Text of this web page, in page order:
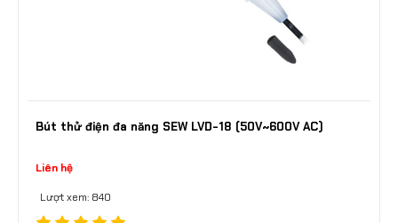
Bút thử điện đa năng SEW LVD-18 (50V~600V AC)
Liên hệ
Lượt xem: 840